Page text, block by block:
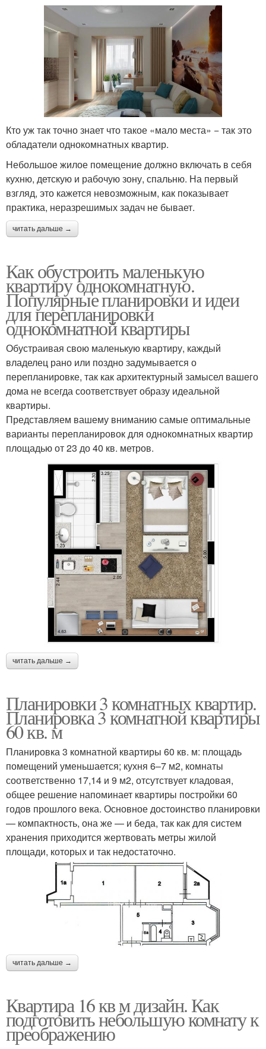
Кто уж так точно знает что такое «мало места» − так это
обладатели однокомнатных квартир.
Небольшое жилое помещение должно включать в себя
кухню, детскую и рабочую зону, спальню. На первый
взгляд, это кажется невозможным, как показывает
практика, неразрешимых задач не бывает.
читать дальше →
Как обустроить маленькую
квартиру однокомнатную.
Популярные планировки и идеи
для перепланировки
однокомнатной квартиры
Обустраивая свою маленькую квартиру, каждый
владелец рано или поздно задумывается о
перепланировке, так как архитектурный замысел вашего
дома не всегда соответствует образу идеальной
квартиры.
Представляем вашему вниманию самые оптимальные
варианты перепланировок для однокомнатных квартир
площадью от 23 до 40 кв. метров.
читать дальше →
Планировки 3 комнатных квартир.
Планировка 3 комнатной квартиры
60 кв. м
Планировка 3 комнатной квартиры 60 кв. м: площадь
помещений уменьшается; кухня 6–7 м2, комнаты
соответственно 17,14 и 9 м2, отсутствует кладовая,
общее решение напоминает квартиры постройки 60
годов прошлого века. Основное достоинство планировки
— компактность, она же — и беда, так как для систем
хранения приходится жертвовать метры жилой
площади, которых и так недостаточно.
читать дальше →
Квартира 16 кв м дизайн. Как
подготовить небольшую комнату к
преображению